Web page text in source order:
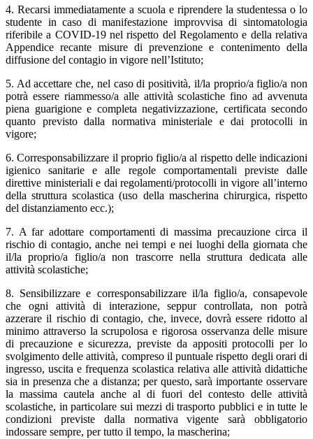
4. Recarsi immediatamente a scuola e riprendere la studentessa o lo
studente in caso di manifestazione improvvisa di sintomatologia
riferibile a COVID-19 nel rispetto del Regolamento e della relativa
Appendice recante misure di prevenzione e contenimento della
diffusione del contagio in vigore nell’Istituto;
5. Ad accettare che, nel caso di positività, il/la proprio/a figlio/a non
potrà essere riammesso/a alle attività scolastiche fino ad avvenuta
piena guarigione e completa negativizzazione, certificata secondo
quanto previsto dalla normativa ministeriale e dai protocolli in
vigore;
6. Corresponsabilizzare il proprio figlio/a al rispetto delle indicazioni
igienico sanitarie e alle regole comportamentali previste dalle
direttive ministeriali e dai regolamenti/protocolli in vigore all’interno
della struttura scolastica (uso della mascherina chirurgica, rispetto
del distanziamento ecc.);
7. A far adottare comportamenti di massima precauzione circa il
rischio di contagio, anche nei tempi e nei luoghi della giornata che
il/la proprio/a figlio/a non trascorre nella struttura dedicata alle
attività scolastiche;
8. Sensibilizzare e corresponsabilizzare il/la figlio/a, consapevole
che ogni attività di interazione, seppur controllata, non potrà
azzerare il rischio di contagio, che, invece, dovrà essere ridotto al
minimo attraverso la scrupolosa e rigorosa osservanza delle misure
di precauzione e sicurezza, previste da appositi protocolli per lo
svolgimento delle attività, compreso il puntuale rispetto degli orari di
ingresso, uscita e frequenza scolastica relativa alle attività didattiche
sia in presenza che a distanza; per questo, sarà importante osservare
la massima cautela anche al di fuori del contesto delle attività
scolastiche, in particolare sui mezzi di trasporto pubblici e in tutte le
condizioni previste dalla normativa vigente sarà obbligatorio
indossare sempre, per tutto il tempo, la mascherina;